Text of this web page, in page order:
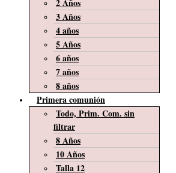
2 Años
3 Años
4 años
5 Años
6 años
7 años
8 años
Primera comunión
Todo, Prim. Com. sin
filtrar
8 Años
10 Años
Talla 12